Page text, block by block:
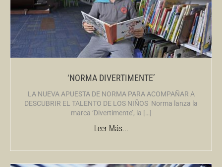
‘NORMA DIVERTIMENTE’
LA NUEVA APUESTA DE NORMA PARA ACOMPAÑAR A
DESCUBRIR EL TALENTO DE LOS NIÑOS Norma lanza la
marca ‘Divertimente’, la […]
Leer Más...